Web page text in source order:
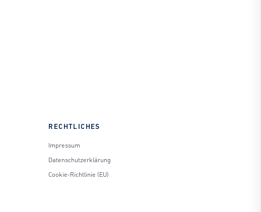
RECHTLICHES
Impressum
Datenschutzerklärung
Cookie-Richtlinie (EU)